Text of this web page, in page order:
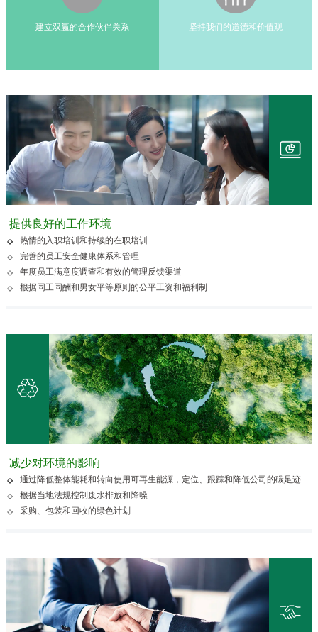
建立双赢的合作伙伴关系 坚持我们的道德和价值观
提供良好的工作环境
热情的入职培训和持续的在职培训
完善的员工安全健康体系和管理
年度员工满意度调查和有效的管理反馈渠道
根据同工同酬和男女平等原则的公平工资和福利制
减少对环境的影响
通过降低整体能耗和转向使用可再生能源，定位、跟踪和降低公司的碳足迹
根据当地法规控制废水排放和降噪
采购、包装和回收的绿色计划